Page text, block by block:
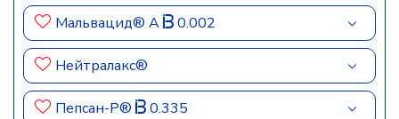
Мальвацид® А 0.002
Нейтралакс®
Пепсан-Р® 0.335